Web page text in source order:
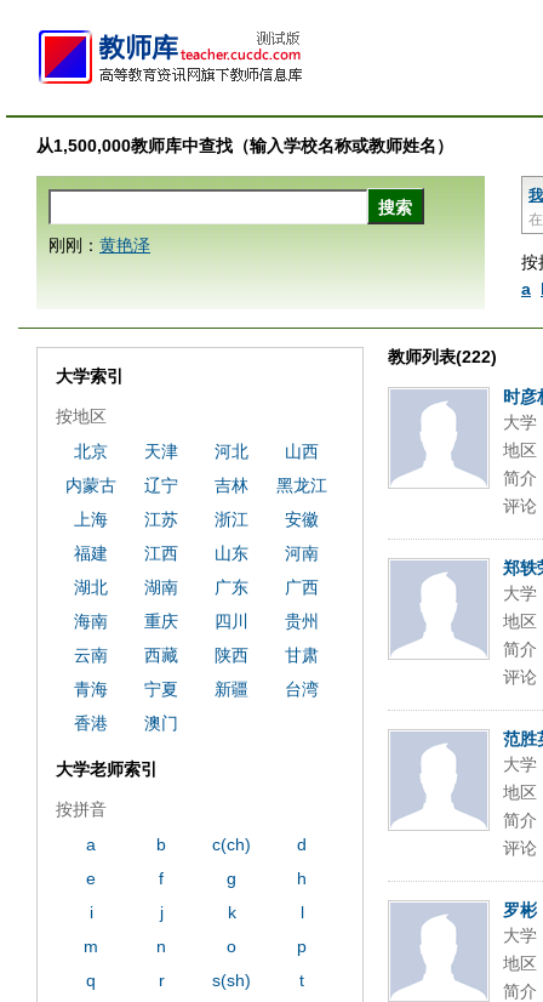
从1,500,000教师库中查找（输入学校名称或教师姓名）
按
a
刚刚： 黄艳泽
教师列表(222)
时彦
大学
地区
简介
评论
郑轶
大学
地区
简介
评论
范胜
大学
地区
简介
评论
罗彬
大学
地区
简介
大学索引
按地区
北京
天津 河北
山西
内蒙古
辽宁 吉林
黑龙江
上海
江苏 浙江
安徽
福建
江西 山东
河南
湖北
湖南 广东
广西
海南
重庆 四川
贵州
云南
西藏 陕西
甘肃
青海
宁夏 新疆
台湾
香港
澳门
大学老师索引
按拼音
a
b c(ch)
d
e
f g
h
i
j k
l
m
n o
p
q
r s(sh)
t